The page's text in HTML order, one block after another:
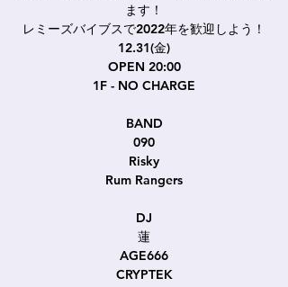
ます！
レミーズバイブスで2022年を歓迎しよう！
12.31(金)
OPEN 20:00
1F - NO CHARGE
BAND
090
Risky
Rum Rangers
DJ
蓮
AGE666
CRYPTEK